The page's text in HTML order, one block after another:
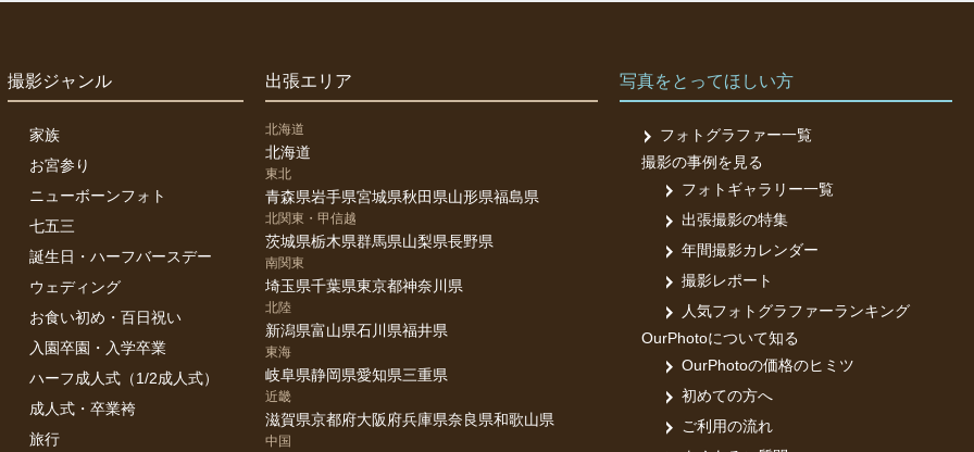
撮影ジャンル
家族
お宮参り
ニューボーンフォト
七五三
誕生日・ハーフバースデー
ウェディング
お食い初め・百日祝い
入園卒園・入学卒業
ハーフ成人式（1/2成人式）
成人式・卒業袴
旅行
出張エリア
北海道
北海道
東北
青森県岩手県宮城県秋田県山形県福島県
北関東・甲信越
茨城県栃木県群馬県山梨県長野県
南関東
埼玉県千葉県東京都神奈川県
北陸
新潟県富山県石川県福井県
東海
岐阜県静岡県愛知県三重県
近畿
滋賀県京都府大阪府兵庫県奈良県和歌山県
中国
写真をとってほしい方
フォトグラファー一覧
撮影の事例を見る
フォトギャラリー一覧
出張撮影の特集
年間撮影カレンダー
撮影レポート
人気フォトグラファーランキング
OurPhotoについて知る
OurPhotoの価格のヒミツ
初めての方へ
ご利用の流れ